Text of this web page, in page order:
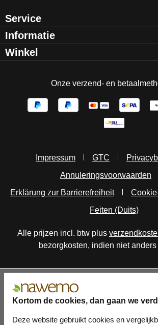
Kortom de cookies, dan gaan we
Deze website gebruikt cookies en
Service
Informatie
Winkel
Onze verzend- en
Impressum GTC
Annuleringsvoorwaarden
Erklärung zur Barrierefreiheit
Feiten (Duits)
Alle prijzen incl. btw plus
bezorgkosten, indien niet